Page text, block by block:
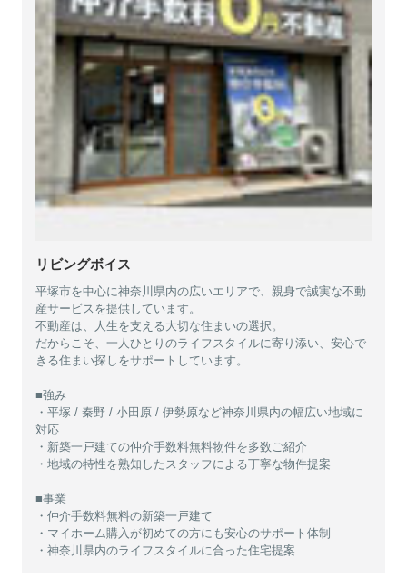
リビングボイス
平塚市を中心に神奈川県内の広いエリアで、親身で誠実な不動
産サービスを提供しています。
不動産は、人生を支える大切な住まいの選択。
だからこそ、一人ひとりのライフスタイルに寄り添い、安心で
きる住まい探しをサポートしています。
■強み
・平塚 / 秦野 / 小田原 / 伊勢原など神奈川県内の幅広い地域に
対応
・新築一戸建ての仲介手数料無料物件を多数ご紹介
・地域の特性を熟知したスタッフによる丁寧な物件提案
■事業
・仲介手数料無料の新築一戸建て
・マイホーム購入が初めての方にも安心のサポート体制
・神奈川県内のライフスタイルに合った住宅提案